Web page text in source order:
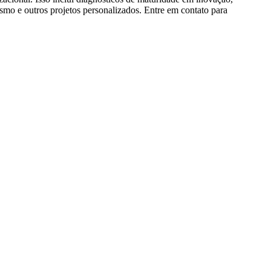
e outros projetos personalizados. Entre em contato para